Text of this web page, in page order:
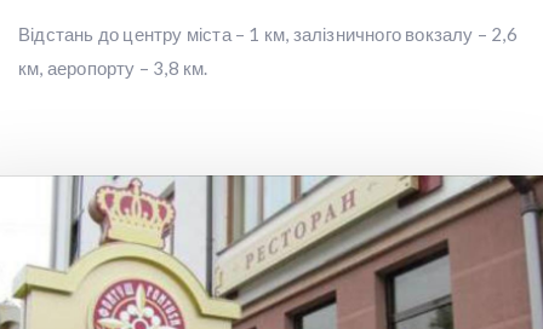
Відстань до центру міста – 1 км, залізничного вокзалу – 2,6
км, аеропорту – 3,8 км.